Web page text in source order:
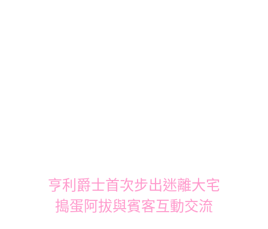
亨利爵士首次步出迷離大宅
搗蛋阿拔與賓客互動交流